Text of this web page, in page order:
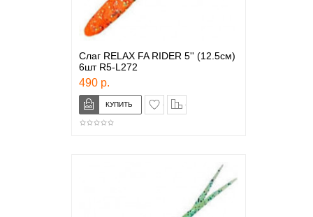
Слаг RELAX FA RIDER 5'' (12.5см)
6шт R5-L272
490 р.
в закладки